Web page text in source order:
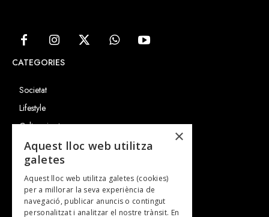
CATEGORIES
Societat
Lifestyle
Cultura i art
Entrevistes
Gastronomia
TV
Plans per fer
×
Aquest lloc web utilitza
galetes
Aquest lloc web utilitza galetes (cookies)
per a millorar la seva experiència de
navegació, publicar anuncis o contingut
personalitzat i analitzar el nostre trànsit. En